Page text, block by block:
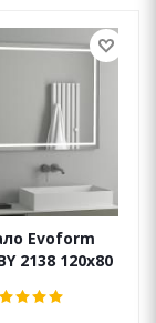
Evoform
2138 120х80